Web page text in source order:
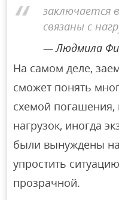
заключается
связаны с
Людмила
На самом деле,
сможет понять
схемой погашения,
нагрузок, иногда
были вынуждены
упростить
прозрачной.